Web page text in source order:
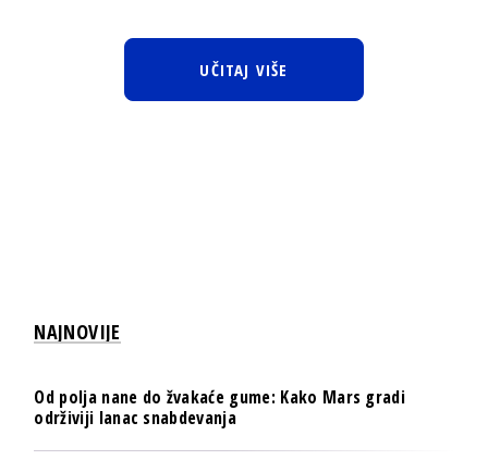
UČITAJ VIŠE
NAJNOVIJE
Od polja nane do žvakaće gume: Kako Mars gradi
održiviji lanac snabdevanja